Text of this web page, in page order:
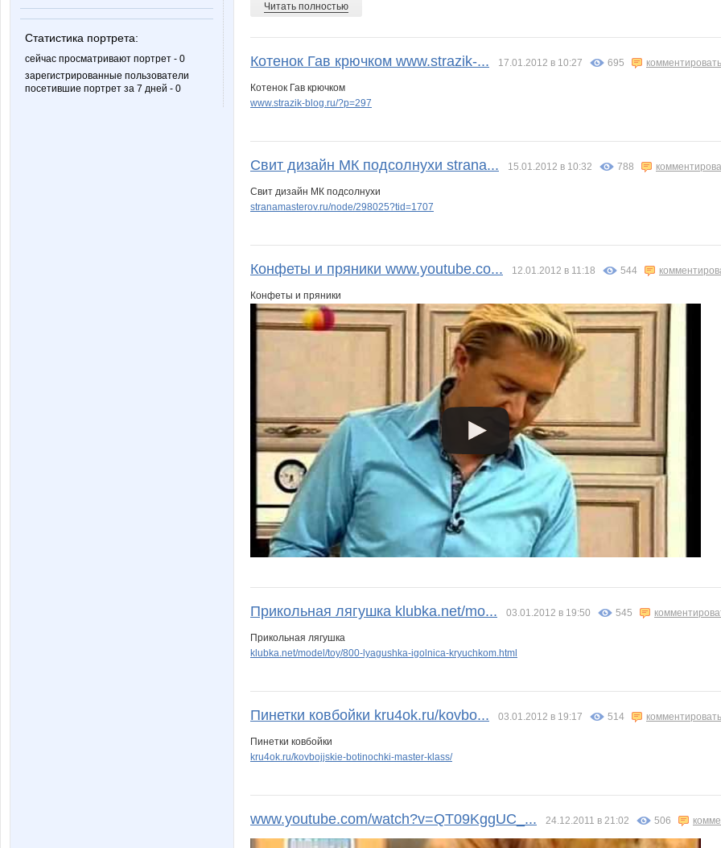
Статистика портрета:
сейчас просматривают портрет - 0
зарегистрированные пользователи
посетившие портрет за 7 дней - 0
Читать полностью
Котенок Гав крючком www.strazik-... 17.01.2012 в 10:27 695 комментировать
Котенок Гав крючком
www.strazik-blog.ru/?p=297
Свит дизайн МК подсолнухи strana... 15.01.2012 в 10:32 788
Свит дизайн МК подсолнухи
stranamasterov.ru/node/298025?tid=1707
Конфеты и пряники www.youtube.co... 12.01.2012 в 11:18 544
Конфеты и пряники
Прикольная лягушка klubka.net/mo... 03.01.2012 в 19:50 545
Прикольная лягушка
klubka.net/model/toy/800-lyagushka-igolnica-kryuchkom.html
Пинетки ковбойки kru4ok.ru/kovbo... 03.01.2012 в 19:17 514 комментировать
Пинетки ковбойки
kru4ok.ru/kovbojjskie-botinochki-master-klass/
www.youtube.com/watch?v=QT09KggUC_... 24.12.2011 в 21:02 506